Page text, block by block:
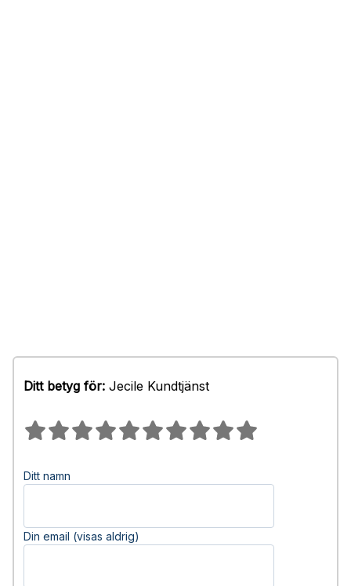
Ditt betyg för: Jecile Kundtjänst
Ditt namn
Din email (visas aldrig)